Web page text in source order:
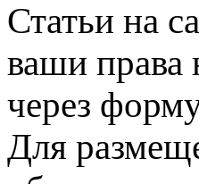
Статьи на
ваши права
через
Для